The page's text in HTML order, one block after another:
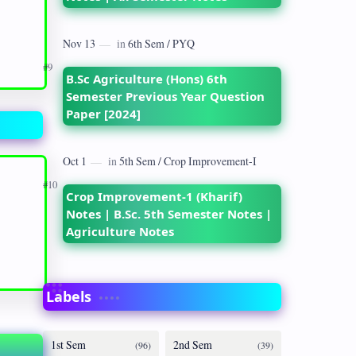
B.Sc Agriculture (Hons) 6th
Semester Previous Year Question
Paper [2024]
Crop Improvement-1 (Kharif)
Notes | B.Sc. 5th Semester Notes |
Agriculture Notes
Labels